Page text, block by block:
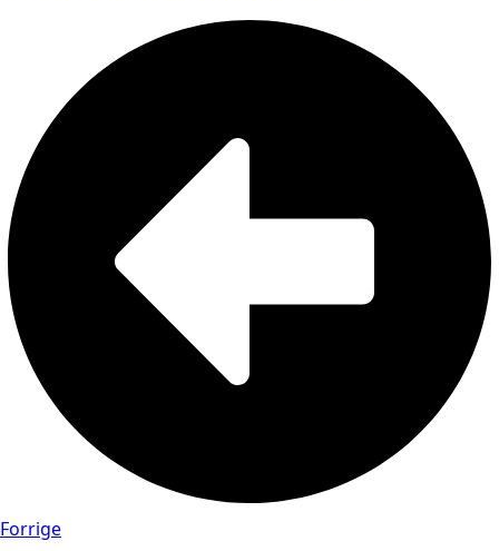
Forrige